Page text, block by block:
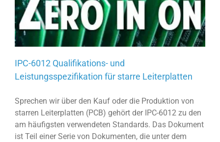
IPC-6012 Qualifikations- und
Leistungsspezifikation für starre Leiterplatten
Sprechen wir über den Kauf oder die Produktion von
starren Leiterplatten (PCB) gehört der IPC-6012 zu den
am häufigsten verwendeten Standards. Das Dokument
ist Teil einer Serie von Dokumenten, die unter dem